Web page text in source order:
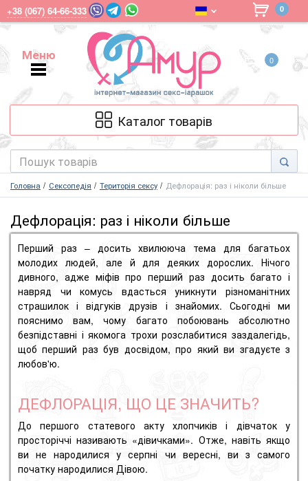
+38 (067) 64-66-333 0
Меню
Меню
0
Каталог товарів
Головна Сексопедія Територія сексу Дефлорація: раз і ніколи більше
Дефлорація: раз і ніколи більше
Перший раз – досить хвилююча тема для багатьох
молодих людей, але й для деяких дорослих. Нічого
дивного, адже міфів про перший раз досить багато і
навряд чи комусь вдасться уникнути різноманітних
страшилок і відгуків друзів і знайомих. Сьогодні ми
пояснимо вам, чому багато побоювань абсолютно
безпідставні і якомога трохи розслабитися заздалегідь,
щоб перший раз був досвідом, про який ви згадуєте з
любов'ю.
ДЕФЛОРАЦІЯ, ЩО ЦЕ ЗНАЧИТЬ?
До першого статевого актухлопчиків і дівчаток у
просторіччі називають «дівичками». Отже, навіть якщо
ви не народилися у серпні чи вересні, ви з самого
початку народилися Дівою.